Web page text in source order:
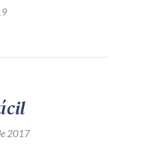
2017